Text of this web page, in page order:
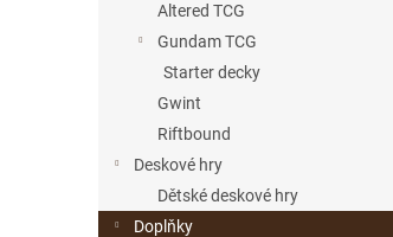
Altered TCG
Gundam TCG
Starter decky
Gwint
Riftbound
Deskové hry
Dětské deskové hry
Doplňky